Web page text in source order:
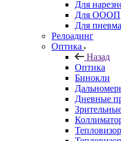
Для
Для ОООП
Для
Релоадинг
Оптика
Назад
Оптика
Бинокли
Дневные